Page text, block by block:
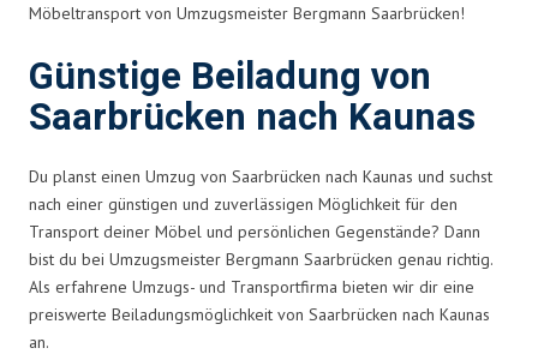
Möbeltransport von Umzugsmeister Bergmann Saarbrücken!
Günstige Beiladung von
Saarbrücken nach Kaunas
Du planst einen Umzug von Saarbrücken nach Kaunas und suchst
nach einer günstigen und zuverlässigen Möglichkeit für den
Transport deiner Möbel und persönlichen Gegenstände? Dann
bist du bei Umzugsmeister Bergmann Saarbrücken genau richtig.
Als erfahrene Umzugs- und Transportfirma bieten wir dir eine
preiswerte Beiladungsmöglichkeit von Saarbrücken nach Kaunas
an.